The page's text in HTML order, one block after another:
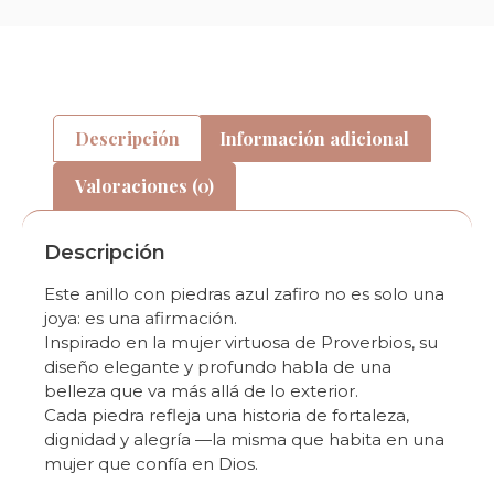
Descripción Información adicional
Valoraciones (0)
Descripción
Este anillo con piedras azul zafiro no es solo una
joya: es una afirmación.
Inspirado en la mujer virtuosa de Proverbios, su
diseño elegante y profundo habla de una
belleza que va más allá de lo exterior.
Cada piedra refleja una historia de fortaleza,
dignidad y alegría —la misma que habita en una
mujer que confía en Dios.